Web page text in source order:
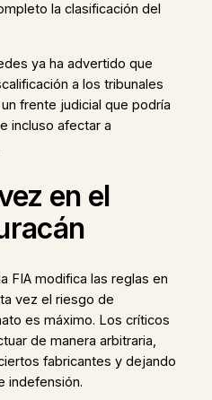
la clasificación del
ya ha advertido que
a los tribunales
frente judicial que podría
incluso afectar a
en el
FIA modifica las reglas en
vez el riesgo de
es máximo. Los críticos
de manera arbitraria,
fabricantes y dejando
indefensión.